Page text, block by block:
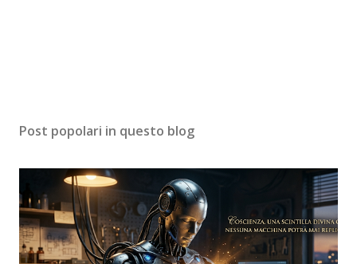
Post popolari in questo blog